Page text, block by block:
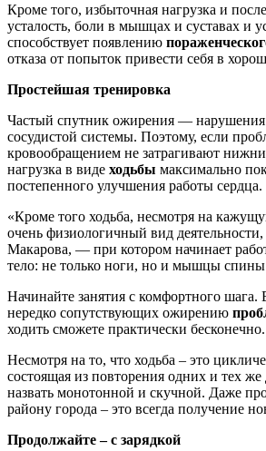
Кроме того, избыточная нагрузка и
усталость, боли в мышцах и суставах и
способствует появлению
отказа от попыток привести себя в
Простейшая тренировка
Частый спутник ожирения — нарушения
сосудистой системы. Поэтому, если
кровообращением не затрагивают
нагрузка в виде ходьбы максимально
постепенного улучшения работы сердца.
«Кроме того ходьба, несмотря на
очень физиологичный вид
Макарова, — при котором начинает
тело: не только ноги, но и мышцы
Начинайте занятия с комфортного шага.
нередко сопутствующих ожирению
ходить сможете практически бесконечно.
Несмотря на то, что ходьба – это
состоящая из повторения одних и тех
назвать монотонной и скучной. Даже
району города – это всегда получение
Продолжайте – с зарядкой